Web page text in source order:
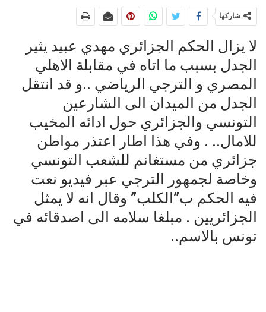
شاركها
لا يزال الحكم الجزائري مهدي عبيد يثير
الجدل بسبب ما اتاه في مقابلة الاهلي
المصري و الترجي الرياضي ..و قد انتقل
الجدل من الميدان الى الشارعين
التونسي والجزائري حول ادائه المخيب
للامال.. . وفي هذا اطار اعتذر مواطن
جزائري من مستغانم للشعب التونسي
وخاصة لجمهور الترجي عبر فيديو نعت
فيه الحكم ب”الكلب” وقال انه لا يمثل
الجزائريين . مبلغا سلامه الى اصدقائه في
تونس بالاسم..